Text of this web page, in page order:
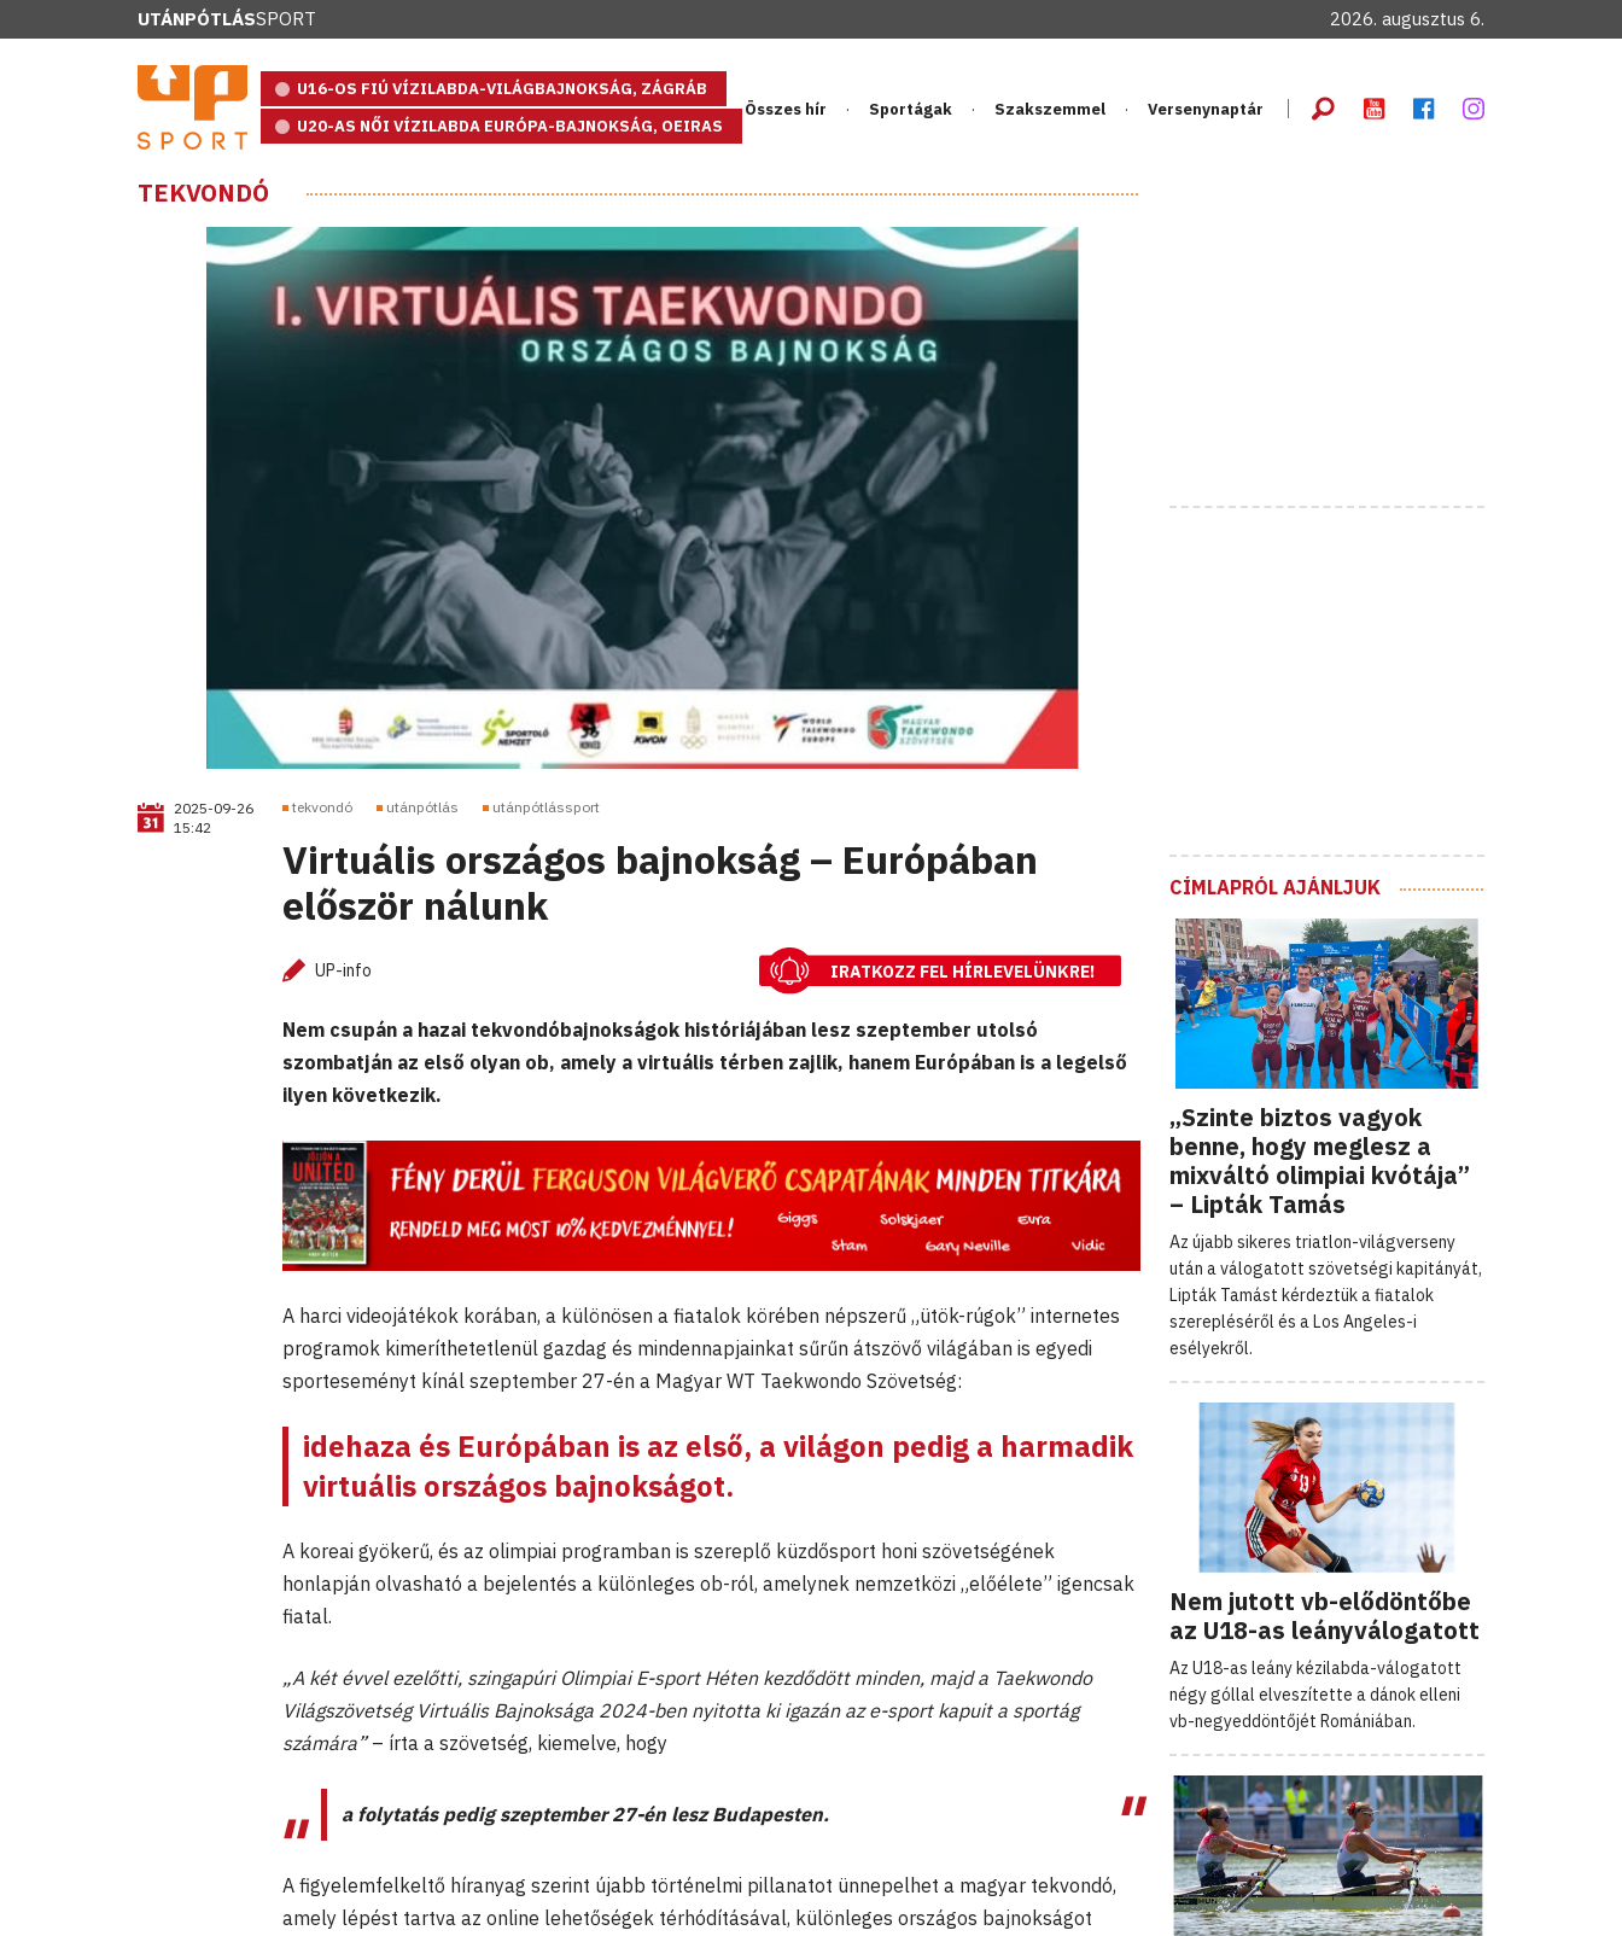
UTÁNPÓTLÁSSPORT 2026. augusztus 6.
U16-OS FIÚ VÍZILABDA-VILÁGBAJNOKSÁG, ZÁGRÁB
U20-AS NŐI VÍZILABDA EURÓPA-BAJNOKSÁG, OEIRAS
Összes hír Sportágak Szakszemmel Versenynaptár
TEKVONDÓ
2025-09-26
15:42
tekvondó utánpótlás utánpótlássport
Virtuális országos bajnokság – Európában
először nálunk
UP-info IRATKOZZ FEL HÍRLEVELÜNKRE!
Nem csupán a hazai tekvondóbajnokságok históriájában lesz szeptember utolsó
szombatján az első olyan ob, amely a virtuális térben zajlik, hanem Európában is a legelső
ilyen következik.
A harci videojátékok korában, a különösen a fiatalok körében népszerű „ütök-rúgok” internetes
programok kimeríthetetlenül gazdag és mindennapjainkat sűrűn átszövő világában is egyedi
sporteseményt kínál szeptember 27-én a Magyar WT Taekwondo Szövetség:
idehaza és Európában is az első, a világon pedig a harmadik
virtuális országos bajnokságot.
A koreai gyökerű, és az olimpiai programban is szereplő küzdősport honi szövetségének
honlapján olvasható a bejelentés a különleges ob-ról, amelynek nemzetközi „előélete” igencsak
fiatal.
„A két évvel ezelőtti, szingapúri Olimpiai E-sport Héten kezdődött minden, majd a Taekwondo
Világszövetség Virtuális Bajnoksága 2024-ben nyitotta ki igazán az e-sport kapuit a sportág
számára”– írta a szövetség, kiemelve, hogy
a folytatás pedig szeptember 27-én lesz Budapesten.
A figyelemfelkeltő híranyag szerint újabb történelmi pillanatot ünnepelhet a magyar tekvondó,
amely lépést tartva az online lehetőségek térhódításával, különleges országos bajnokságot
CÍMLAPRÓL AJÁNLJUK
„Szinte biztos vagyok
benne, hogy meglesz a
mixváltó olimpiai kvótája”
– Lipták Tamás
Az újabb sikeres triatlon-világverseny
után a válogatott szövetségi kapitányát,
Lipták Tamást kérdeztük a fiatalok
szerepléséről és a Los Angeles-i
esélyekről.
Nem jutott vb-elődöntőbe
az U18-as leányválogatott
Az U18-as leány kézilabda-válogatott
négy góllal elveszítette a dánok elleni
vb-negyeddöntőjét Romániában.